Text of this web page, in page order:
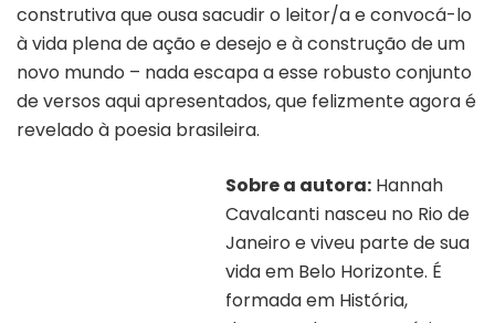
construtiva que ousa sacudir o leitor/a e convocá-lo
à vida plena de ação e desejo e à construção de um
novo mundo – nada escapa a esse robusto conjunto
de versos aqui apresentados, que felizmente agora é
revelado à poesia brasileira.
Sobre a autora: Hannah
Cavalcanti nasceu no Rio de
Janeiro e viveu parte de sua
vida em Belo Horizonte. É
formada em História,